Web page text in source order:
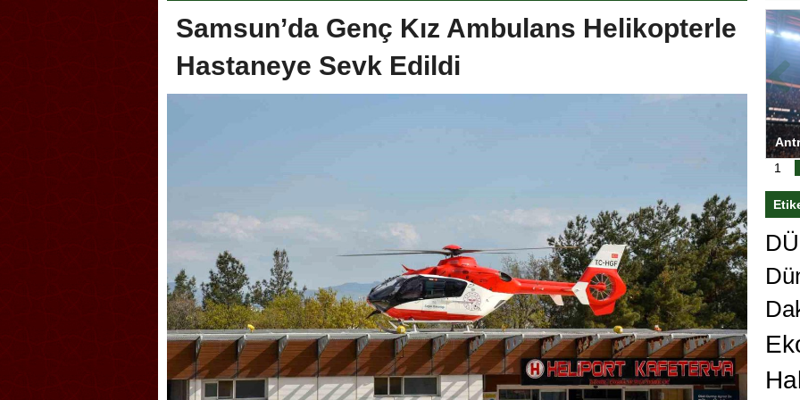
Samsun’da Genç Kız Ambulans Helikopterle
Hastaneye Sevk Edildi
1